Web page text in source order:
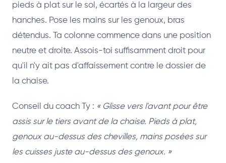
pieds à plat sur le sol, écartés à la largeur des
hanches. Pose les mains sur les genoux, bras
détendus. Ta colonne commence dans une position
neutre et droite. Assois-toi suffisamment droit pour
qu'il n'y ait pas d'affaissement contre le dossier de
la chaise.
Conseil du coach Ty : « Glisse vers l'avant pour être
assis sur le tiers avant de la chaise. Pieds à plat,
genoux au-dessus des chevilles, mains posées sur
les cuisses juste au-dessus des genoux. »